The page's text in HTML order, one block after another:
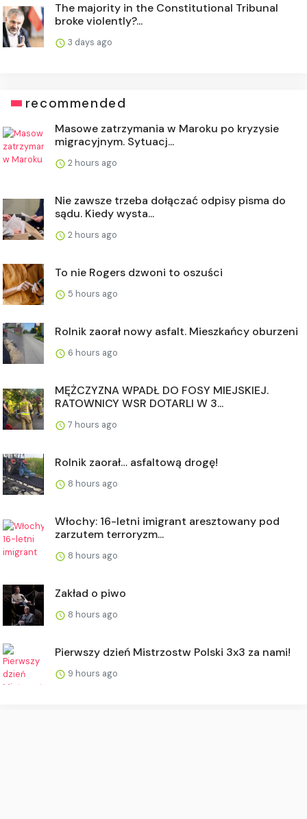
The majority in the Constitutional Tribunal
broke violently?...
3 days ago
recommended
Masowe zatrzymania w Maroku po kryzysie
migracyjnym. Sytuacj...
2 hours ago
Nie zawsze trzeba dołączać odpisy pisma do
sądu. Kiedy wysta...
2 hours ago
To nie Rogers dzwoni to oszuści
5 hours ago
Rolnik zaorał nowy asfalt. Mieszkańcy oburzeni
6 hours ago
MĘŻCZYZNA WPADŁ DO FOSY MIEJSKIEJ.
RATOWNICY WSR DOTARLI W 3...
7 hours ago
Rolnik zaorał… asfaltową drogę!
8 hours ago
Włochy: 16-letni imigrant aresztowany pod
zarzutem terroryzm...
8 hours ago
Zakład o piwo
8 hours ago
Pierwszy dzień Mistrzostw Polski 3x3 za nami!
9 hours ago